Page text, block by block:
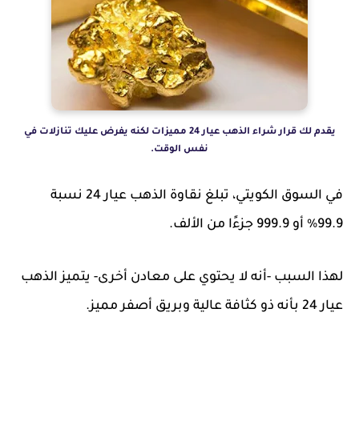
يقدم لك قرار شراء الذهب عيار 24 مميزات لكنه يفرض عليك تنازلات في
نفس الوقت.
في السوق الكويتي، تبلغ نقاوة الذهب عيار 24 نسبة
99.9% أو 999.9 جزءًا من الألف.
لهذا السبب -أنه لا يحتوي على معادن أخرى- يتميز الذهب
عيار 24 بأنه ذو كثافة عالية وبريق أصفر مميز.